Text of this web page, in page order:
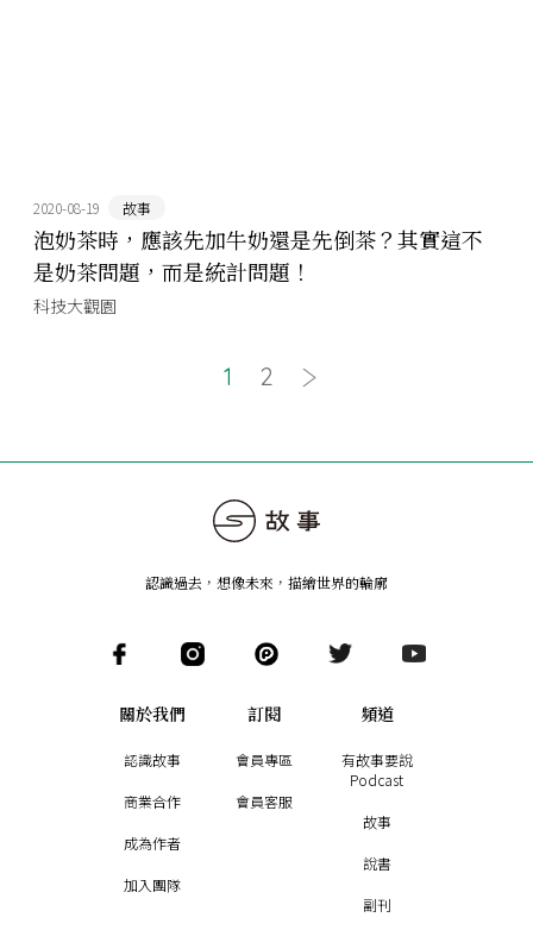
2020-08-19 故事
泡奶茶時，應該先加牛奶還是先倒茶？其實這不
是奶茶問題，而是統計問題！
科技大觀園
1 2
認識過去，想像未來 ， 描繪世界的輪廓
關於我們
認識故事
商業合作
成為作者
加入團隊
訂閱
會員專區
會員客服
頻道
有故事要說
Podcast
故事
說書
副刊